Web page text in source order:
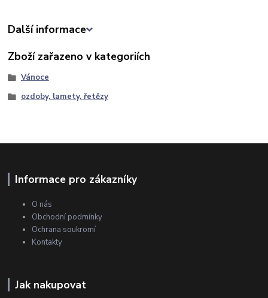
Další informace
Zboží zařazeno v kategoriích
Vánoce
ozdoby, lamety, řetězy
Informace pro zákazníky
O nás
Obchodní podmínky
Ochrana soukromí
Kontakty
Jak nakupovat